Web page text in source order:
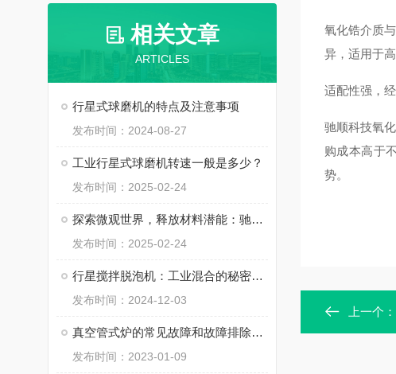
相关文章
ARTICLES
行星式球磨机的特点及注意事项
发布时间：2024-08-27
工业行星式球磨机转速一般是多少？
发布时间：2025-02-24
探索微观世界，释放材料潜能：驰顺行星式球磨机-您科研路上的得力助手！
发布时间：2025-02-24
行星搅拌脱泡机：工业混合的秘密武器？
发布时间：2024-12-03
真空管式炉的常见故障和故障排除方法讲解
发布时间：2023-01-09
氧化锆介质
异，适用于
适配性强，
驰顺科技氧
购成本高于
势。
上一个：